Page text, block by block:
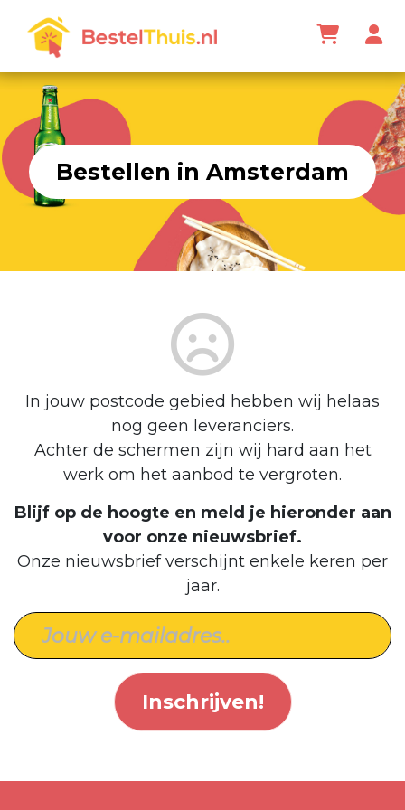
Bestellen in Amsterdam
In jouw postcode gebied hebben wij helaas
nog geen leveranciers.
Achter de schermen zijn wij hard aan het
werk om het aanbod te vergroten.
Blijf op de hoogte en meld je hieronder aan
voor onze nieuwsbrief.
Onze nieuwsbrief verschijnt enkele keren per
jaar.
Inschrijven!